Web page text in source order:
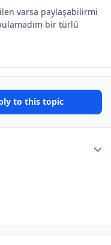
varsa paylaşabilirmi
bir türlü
to this topic